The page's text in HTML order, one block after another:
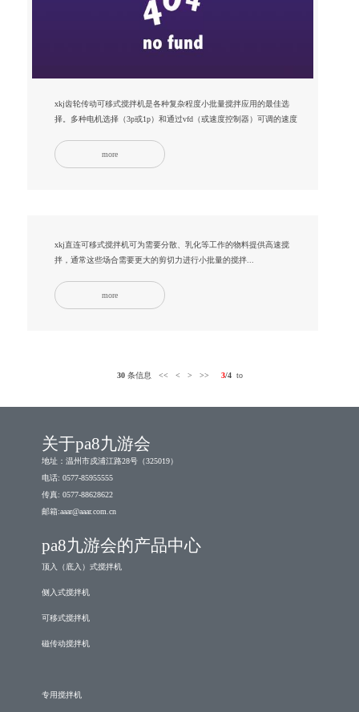
xkj齿轮传动可移式搅拌机是各种复杂程度小批量搅拌应用的最佳选
择。多种电机选择（3p或1p）和通过vfd（或速度控制器）可调的速度
more
xkj直连可移式搅拌机可为需要分散、乳化等工作的物料提供高速搅
拌，通常这些场合需要更大的剪切力进行小批量的搅拌...
more
30条信息 << < > >> 3/4to
关于pa8九游会
地址：温州市戍浦江路28号（325019）
电话: 0577-85955555
传真: 0577-88628622
邮箱:aaar@aaar.com.cn
pa8九游会的产品中心
顶入（底入）式搅拌机
侧入式搅拌机
可移式搅拌机
磁传动搅拌机
专用搅拌机